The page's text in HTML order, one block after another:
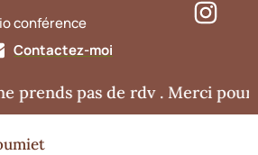
conférence
Contactez-moi
pas de rdv . Merci pour